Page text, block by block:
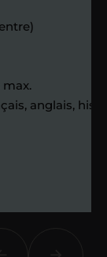
et
max.
anglais,